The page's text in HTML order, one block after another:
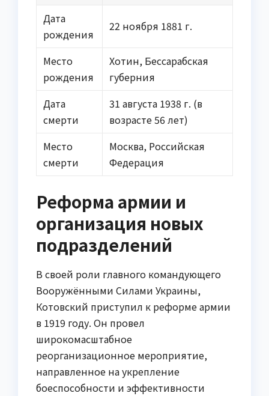
Дата
рождения
22 ноября 1881 г.
Место
рождения
Хотин, Бессарабская
губерния
Дата
смерти
31 августа 1938 г. (в
возрасте 56 лет)
Место
смерти
Москва, Российская
Федерация
Реформа армии и
организация новых
подразделений
В своей роли главного командующего
Вооружёнными Силами Украины,
Котовский приступил к реформе армии
в 1919 году. Он провел
широкомасштабное
реорганизационное мероприятие,
направленное на укрепление
боеспособности и эффективности